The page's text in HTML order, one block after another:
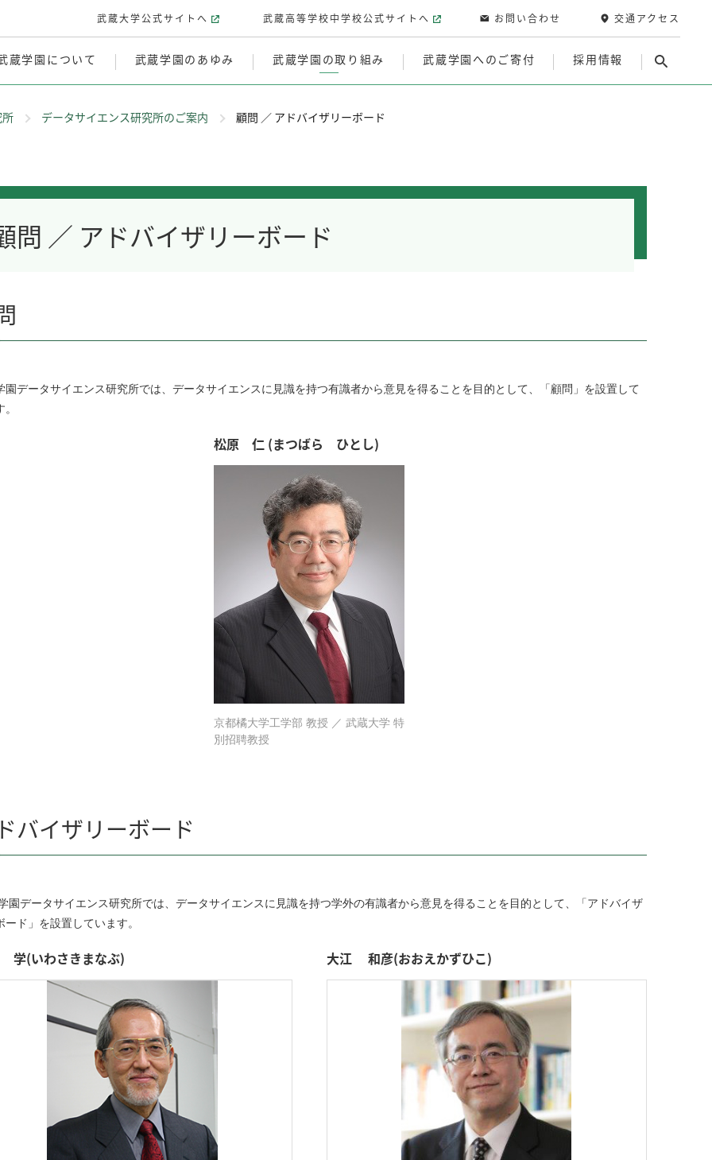
蔵学園について 武蔵学園のあゆみ 武蔵学園の取り組み 武蔵学園へのご寄付 採用情報
武蔵大学公式サイトへ 武蔵高等学校中学校公式サイトへ お問い合わせ 交通アクセス
データサイエンス研究所のご案内 顧問 ／ アドバイザリーボード
問 ／ アドバイザリーボード
園データサイエンス研究所では、データサイエンスに見識を持つ有識者から意見を得ることを目的として、「顧問」を設置して
松原 仁 (まつばら ひとし)
京都橘大学工学部 教授 ／ 武蔵大学 特
別招聘教授
バイザリーボード
園データサイエンス研究所では、データサイエンスに見識を持つ学外の有識者から意見を得ることを目的として、「アドバイザ
ード」を設置しています。
(いわさきまなぶ) 大江 和彦(おおえかずひこ)